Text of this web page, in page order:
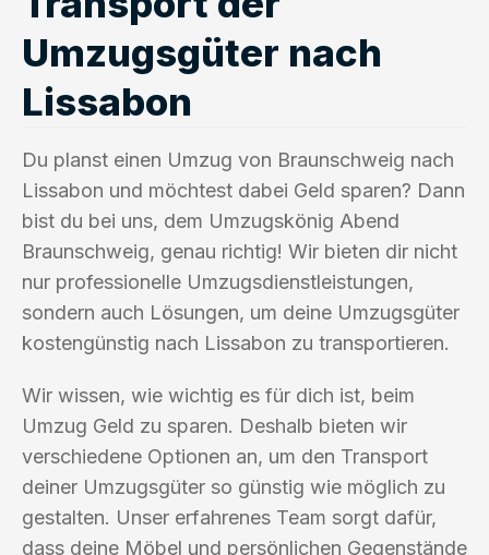
Umzugsgüter nach
Lissabon
Du planst einen Umzug von Braunschweig nach
Lissabon und möchtest dabei Geld sparen? Dann
bist du bei uns, dem Umzugskönig Abend
Braunschweig, genau richtig! Wir bieten dir nicht
nur professionelle Umzugsdienstleistungen,
sondern auch Lösungen, um deine Umzugsgüter
kostengünstig nach Lissabon zu transportieren.
Wir wissen, wie wichtig es für dich ist, beim
Umzug Geld zu sparen. Deshalb bieten wir
verschiedene Optionen an, um den Transport
deiner Umzugsgüter so günstig wie möglich zu
gestalten. Unser erfahrenes Team sorgt dafür,
dass deine Möbel und persönlichen Gegenstände